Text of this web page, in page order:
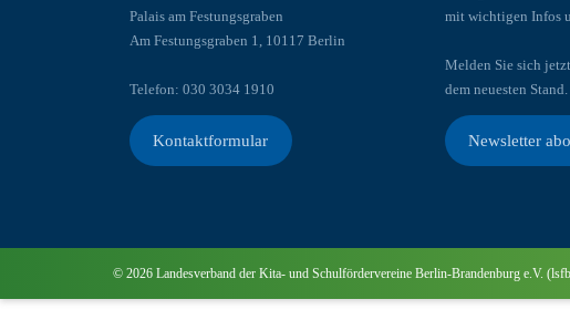
Palais am Festungsgraben
Am Festungsgraben 1, 10117 Berlin
Telefon: 030 3034 1910
Kontaktformular
mit wichtigen Infos
Melden Sie sich
dem neuesten Stand.
Newsletter
© 2026 Landesverband der Kita- und Schulfördervereine Berlin-Brandenburg